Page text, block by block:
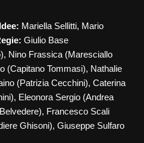
Idee: Mariella Sellitti, Mario
Giulio Base
Nino Frassica (Maresciallo
(Capitano Tommasi), Nathalie
(Patrizia Cecchini), Caterina
Eleonora Sergio (Andrea
Francesco Scali
Ghisoni), Giuseppe Sulfaro